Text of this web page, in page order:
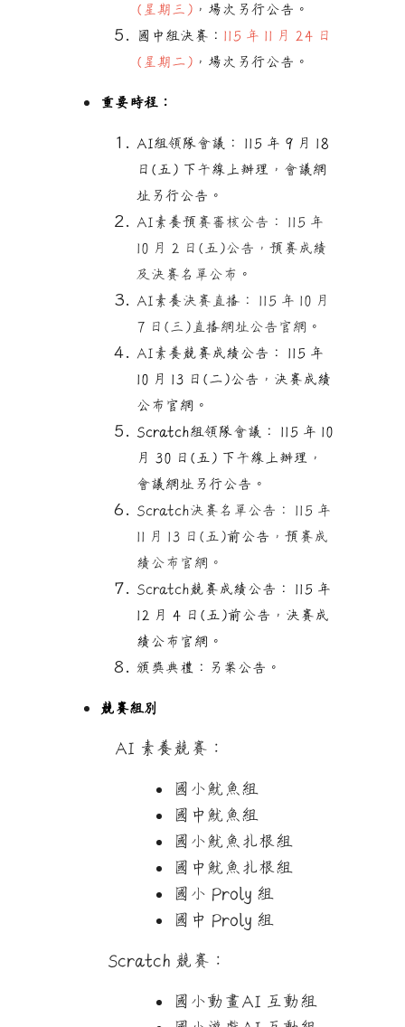
(星期三) ，場次另行公告。
國中組決賽： 115 年 11 月 24 日
(星期二) ，場次另行公告 。
重要時程：
AI組領隊會議： 115 年 9 月 18
日(五) 下午線上辦理，會議網
址另行公告。
AI素養預賽審核公告： 115 年
10 月 2 日(五)公告，預賽成績
及決賽名單公布 。
AI素養決賽直播： 115 年 10 月
7 日(三)直播網址公告官網 。
AI素養競賽成績公告： 115 年
10 月 13 日(二)公告，決賽成績
公布官網。
Scratch組領隊會議： 115 年 10
月 30 日(五) 下午線上辦理，
會議網址另行公告。
Scratch決賽名單公告： 115 年
11 月 13 日(五)前公告 ，預賽成
績公布官網。
Scratch競賽成績公告： 115 年
12 月 4 日(五)前公告，決賽成
績公布官網。
頒獎典禮：另案公告。
競賽組別
AI 素養競賽：
國小魷魚組
國中魷魚組
國小魷魚扎根組
國中魷魚扎根組
國小 Proly 組
國中 Proly 組
Scratch 競賽：
國小動畫AI 互動組